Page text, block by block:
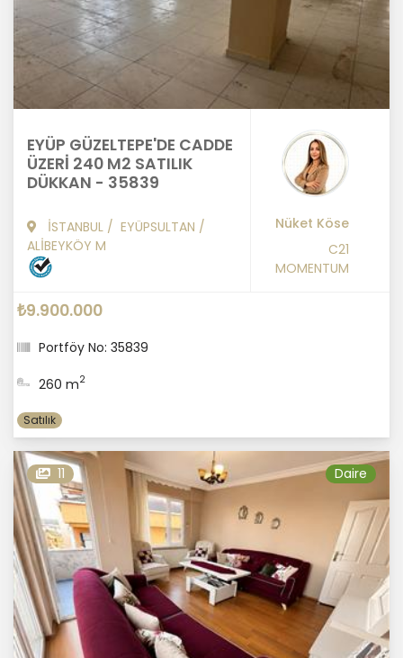
EYÜP GÜZELTEPE'DE CADDE
ÜZERİ 240 M2 SATILIK
DÜKKAN - 35839
İSTANBUL / EYÜPSULTAN /
ALİBEYKÖY M
Nüket Köse
C21
MOMENTUM
₺9.900.000
Portföy No: 35839
260 m2
Satılık
11 Daire